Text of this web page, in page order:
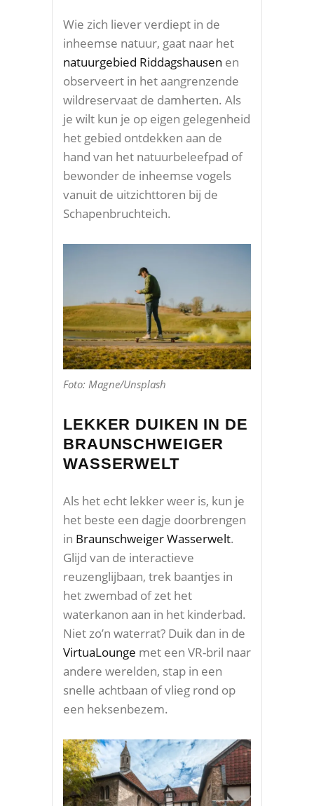
Wie zich liever verdiept in de
inheemse natuur, gaat naar het
natuurgebied Riddagshausen en
observeert in het aangrenzende
wildreservaat de damherten. Als
je wilt kun je op eigen gelegenheid
het gebied ontdekken aan de
hand van het natuurbeleefpad of
bewonder de inheemse vogels
vanuit de uitzichttoren bij de
Schapenbruchteich.
Foto: Magne/Unsplash
LEKKER DUIKEN IN DE
BRAUNSCHWEIGER
WASSERWELT
Als het echt lekker weer is, kun je
het beste een dagje doorbrengen
in Braunschweiger Wasserwelt.
Glijd van de interactieve
reuzenglijbaan, trek baantjes in
het zwembad of zet het
waterkanon aan in het kinderbad.
Niet zo’n waterrat? Duik dan in de
VirtuaLounge met een VR-bril naar
andere werelden, stap in een
snelle achtbaan of vlieg rond op
een heksenbezem.